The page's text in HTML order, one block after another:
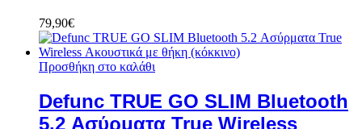
79,90€
Προσθήκη στο καλάθι
Defunc TRUE GO SLIM Bluetooth
5.2 Ασύρματα True Wireless